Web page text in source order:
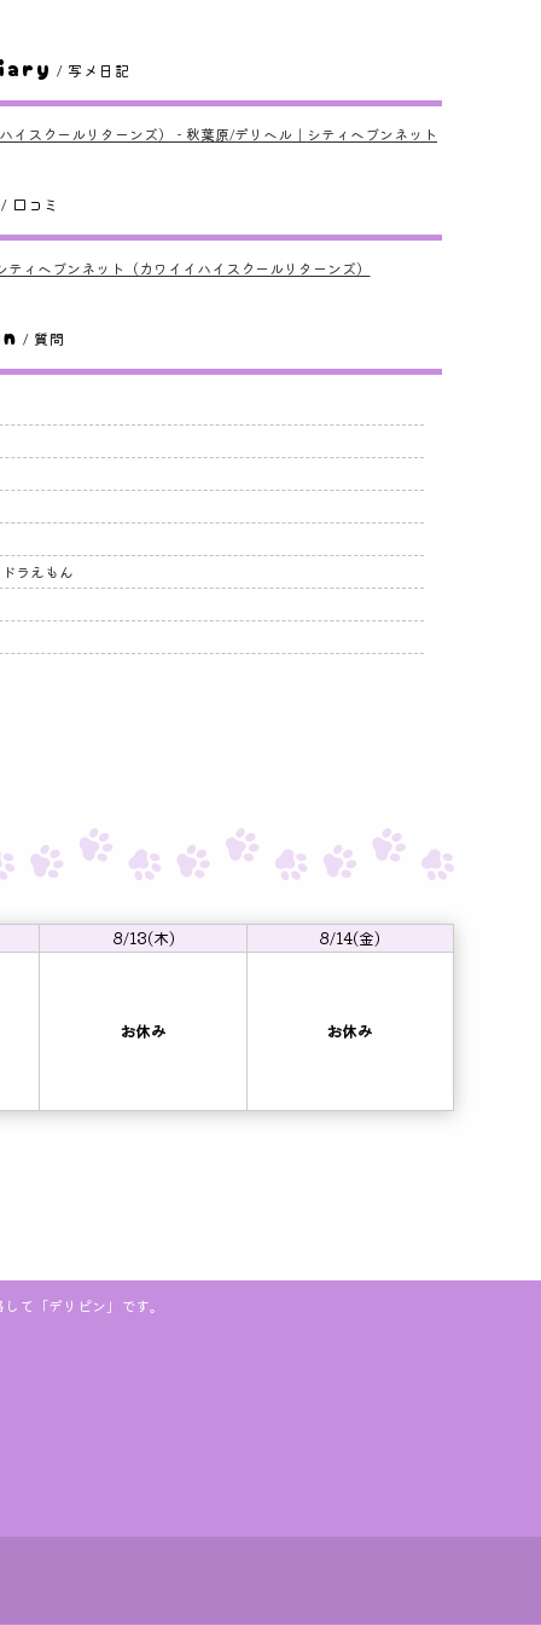
/ 写メ日記
イスクールリターンズ） - 秋葉原/デリヘル｜シティヘブンネット
/ 口コミ
ィヘブンネット（カワイイハイスクールリターンズ）
/ 質問
ラえもん
8/13(木)
お休み
8/14(金)
お休み
て「デリピン」です。